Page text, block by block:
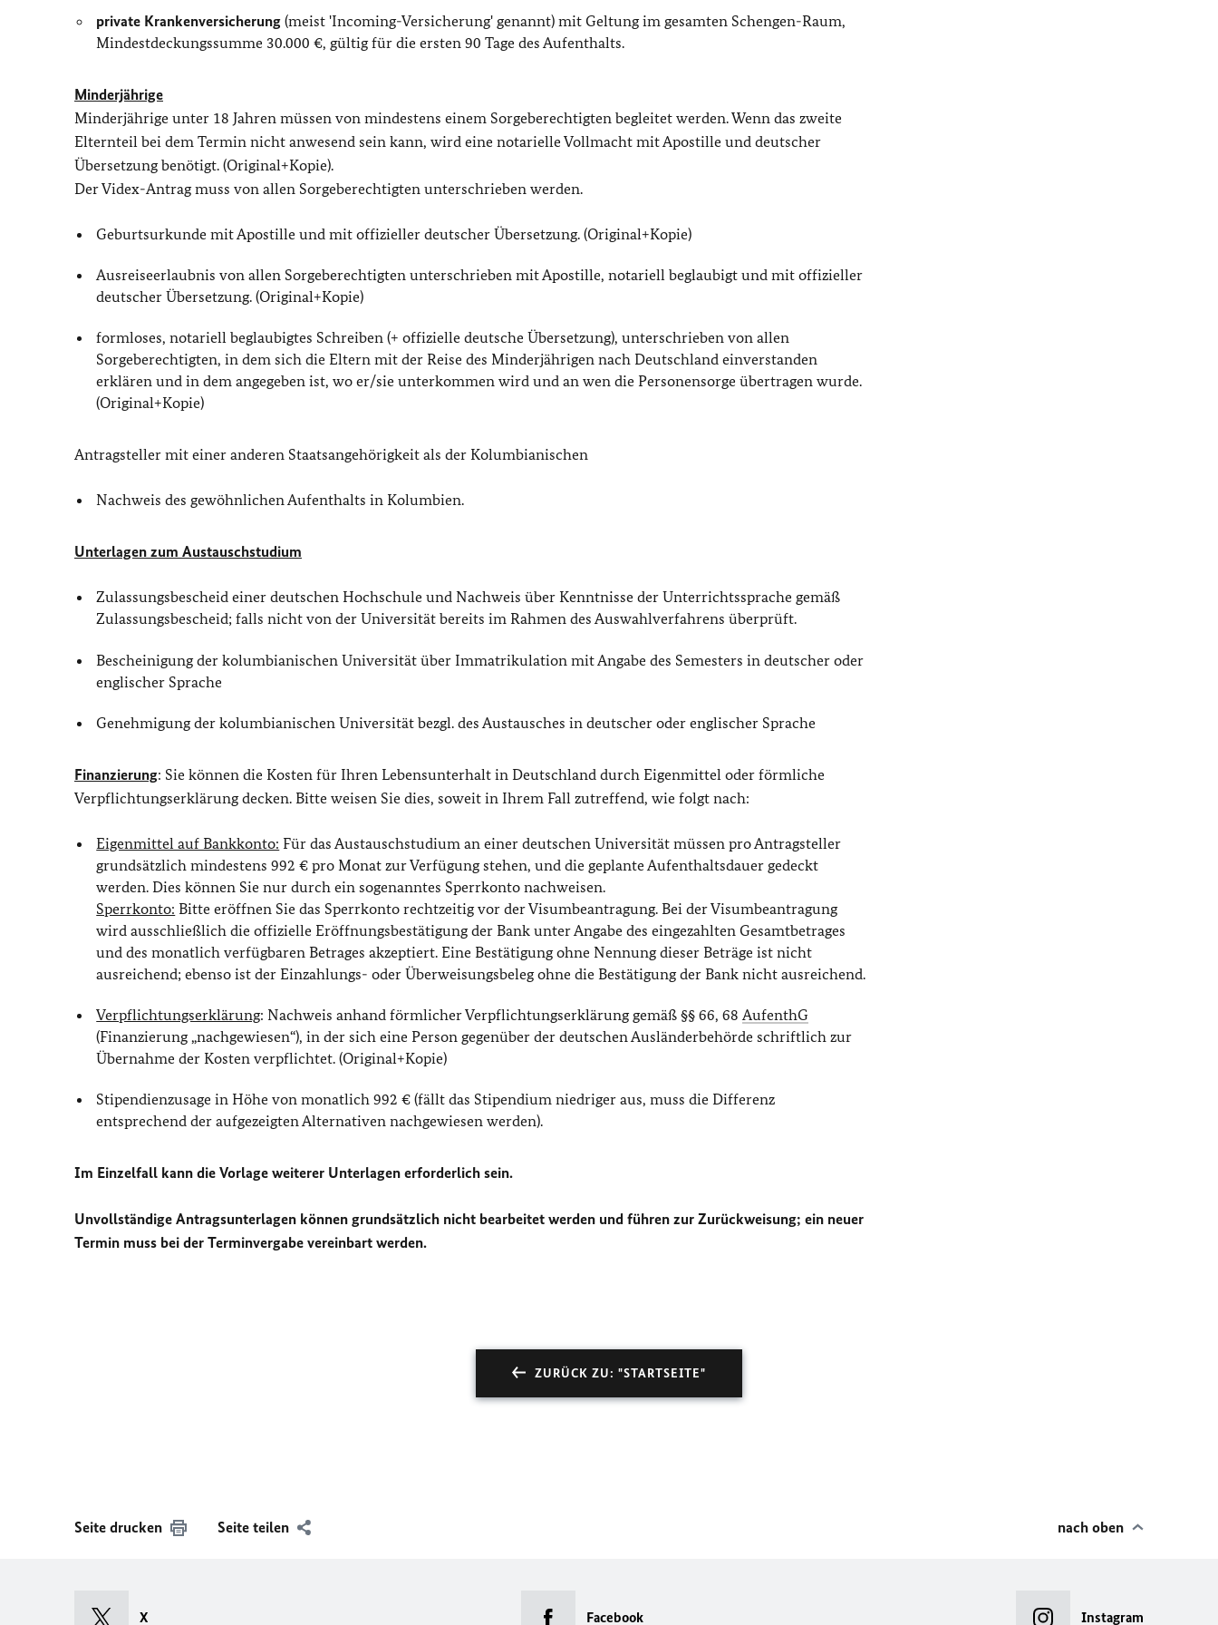
private Krankenversicherung (meist 'Incoming-Versicherung' genannt) mit Geltung im gesamten Schengen-Raum,
Mindestdeckungssumme 30.000 €, gültig für die ersten 90 Tage des Aufenthalts.
Minderjährige
Minderjährige unter 18 Jahren müssen von mindestens einem Sorgeberechtigten begleitet werden. Wenn das zweite
Elternteil bei dem Termin nicht anwesend sein kann, wird eine notarielle Vollmacht mit Apostille und deutscher
Übersetzung benötigt. (Original+Kopie).
Der Videx-Antrag muss von allen Sorgeberechtigten unterschrieben werden.
Geburtsurkunde mit Apostille und mit offizieller deutscher Übersetzung. (Original+Kopie)
Ausreiseerlaubnis von allen Sorgeberechtigten unterschrieben mit Apostille, notariell beglaubigt und mit offizieller
deutscher Übersetzung. (Original+Kopie)
formloses, notariell beglaubigtes Schreiben (+ offizielle deutsche Übersetzung), unterschrieben von allen
Sorgeberechtigten, in dem sich die Eltern mit der Reise des Minderjährigen nach Deutschland einverstanden
erklären und in dem angegeben ist, wo er/sie unterkommen wird und an wen die Personensorge übertragen wurde.
(Original+Kopie)
Antragsteller mit einer anderen Staatsangehörigkeit als der Kolumbianischen
Nachweis des gewöhnlichen Aufenthalts in Kolumbien.
Unterlagen zum Austauschstudium
Zulassungsbescheid einer deutschen Hochschule und Nachweis über Kenntnisse der Unterrichtssprache gemäß
Zulassungsbescheid; falls nicht von der Universität bereits im Rahmen des Auswahlverfahrens überprüft.
Bescheinigung der kolumbianischen Universität über Immatrikulation mit Angabe des Semesters in deutscher oder
englischer Sprache
Genehmigung der kolumbianischen Universität bezgl. des Austausches in deutscher oder englischer Sprache
Finanzierung: Sie können die Kosten für Ihren Lebensunterhalt in Deutschland durch Eigenmittel oder förmliche
Verpflichtungserklärung decken. Bitte weisen Sie dies, soweit in Ihrem Fall zutreffend, wie folgt nach:
Eigenmittel auf Bankkonto: Für das Austauschstudium an einer deutschen Universität müssen pro Antragsteller
grundsätzlich mindestens 992 € pro Monat zur Verfügung stehen, und die geplante Aufenthaltsdauer gedeckt
werden. Dies können Sie nur durch ein sogenanntes Sperrkonto nachweisen.
Sperrkonto: Bitte eröffnen Sie das Sperrkonto rechtzeitig vor der Visumbeantragung. Bei der Visumbeantragung
wird ausschließlich die offizielle Eröffnungsbestätigung der Bank unter Angabe des eingezahlten Gesamtbetrages
und des monatlich verfügbaren Betrages akzeptiert. Eine Bestätigung ohne Nennung dieser Beträge ist nicht
ausreichend; ebenso ist der Einzahlungs- oder Überweisungsbeleg ohne die Bestätigung der Bank nicht ausreichend.
Verpflichtungserklärung: Nachweis anhand förmlicher Verpflichtungserklärung gemäß §§ 66, 68AufenthG
(Finanzierung „nachgewiesen“), in der sich eine Person gegenüber der deutschen Ausländerbehörde schriftlich zur
Übernahme der Kosten verpflichtet. (Original+Kopie)
Stipendienzusage in Höhe von monatlich 992 € (fällt das Stipendium niedriger aus, muss die Differenz
entsprechend der aufgezeigten Alternativen nachgewiesen werden).
Im Einzelfall kann die Vorlage weiterer Unterlagen erforderlich sein.
Unvollständige Antragsunterlagen können grundsätzlich nicht bearbeitet werden und führen zur Zurückweisung; ein neuer
Termin muss bei der Terminvergabe vereinbart werden.
ZURÜCK ZU: "STARTSEITE"
Seite drucken Seite teilen nach oben
X Facebook Instagram